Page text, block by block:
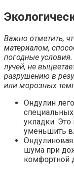
Важно отметить,
материалом,
погодные
лучей, не
разрушению в
или морозных
Ондулин
укладки. Это
уменьшить
шума при
комфортной